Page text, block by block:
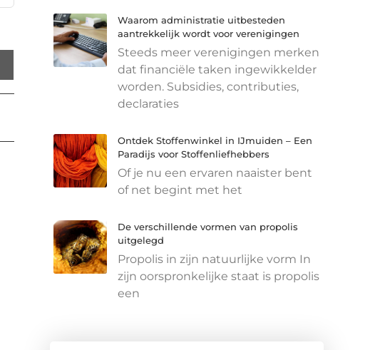
Waarom administratie uitbesteden
aantrekkelijk wordt voor verenigingen
Steeds meer verenigingen merken
dat financiële taken ingewikkelder
worden. Subsidies, contributies,
declaraties
Ontdek Stoffenwinkel in IJmuiden – Een
Paradijs voor Stoffenliefhebbers
Of je nu een ervaren naaister bent
of net begint met het
De verschillende vormen van propolis
uitgelegd
Propolis in zijn natuurlijke vorm In
zijn oorspronkelijke staat is propolis
een